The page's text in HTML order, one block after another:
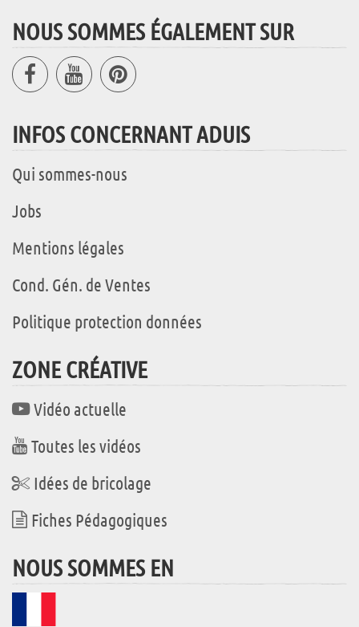
NOUS SOMMES ÉGALEMENT SUR
INFOS CONCERNANT ADUIS
Qui sommes-nous
Jobs
Mentions légales
Cond. Gén. de Ventes
Politique protection données
ZONE CRÉATIVE
Vidéo actuelle
Toutes les vidéos
Idées de bricolage
Fiches Pédagogiques
NOUS SOMMES EN